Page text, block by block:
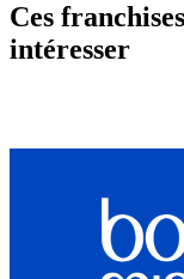
Ces
intéresser